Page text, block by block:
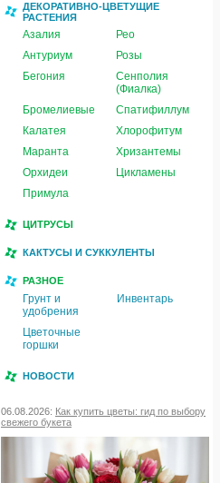
ДЕКОРАТИВНО-ЦВЕТУЩИЕ
РАСТЕНИЯ
Азалия
Рео
Антуриум
Розы
Бегония
Сенполия
(Фиалка)
Бромелиевые
Спатифиллум
Калатея
Хлорофитум
Маранта
Хризантемы
Орхидеи
Цикламены
Примула
ЦИТРУСЫ
КАКТУСЫ И СУККУЛЕНТЫ
РАЗНОЕ
Грунт и
удобрения
Инвентарь
Цветочные
горшки
НОВОСТИ
06.08.2026: Как купить цветы: гид по выбору
свежего букета